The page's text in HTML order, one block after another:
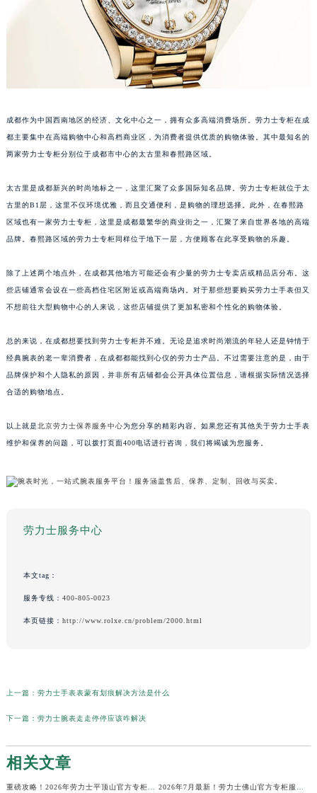
成都作为中国西南地区的经济、文化中心之一，拥有众多高端消费场所。劳力士专柜在成
都主要集中在高端购物中心和高档商业区，为消费者提供优质的购物体验。其中最知名的
两家劳力士专柜分别位于成都市中心的太古里和春熙路区域。
太古里是成都新兴的时尚地标之一，这里汇聚了众多国际知名品牌。劳力士专柜就位于太
古里的B1层，这里不仅环境优雅，而且交通便利，是购物的理想选择。此外，在春熙路
区域也有一家劳力士专柜，这里是成都最繁华的商业街之一，汇聚了来自世界各地的高端
品牌。春熙路区域的劳力士专柜同样位于地下一层，方便顾客在此享受购物的乐趣。
除了上述两个地点外，在成都其他地方可能还会有少量的劳力士专卖店或精品店分布。这
些店铺通常会设在一些高档住宅区附近或高端商场内。对于那些想要购买劳力士手表但又
不想前往大型购物中心的人来说，这些店铺提供了更加私密和个性化的购物体验。
总的来说，在成都想要找到劳力士专柜并不难。无论是追求时尚潮流的年轻人还是钟情于
经典腕表的老一辈消费者，在成都都能找到心仪的劳力士产品。不过需要注意的是，由于
品牌保护和个人隐私的原因，并非所有店铺都会公开具体位置信息，请根据实际情况选择
合适的购物地点。
以上就是北京劳力士保养服务中心为您分享的精彩内容。如果您还有其他关于劳力士手表
维护和保养的问题，可以拨打页面400电话进行咨询，我们将竭诚为您服务。
劳力士服务中心
本文tag：
服务专线： 400-805-0023
本页链接： http://www.rolxe.cn/problem/2000.html
上一篇： 劳力士手表表蒙有划痕解决方法是什么
下一篇： 劳力士腕表走走停停应该咋解决
相关文章